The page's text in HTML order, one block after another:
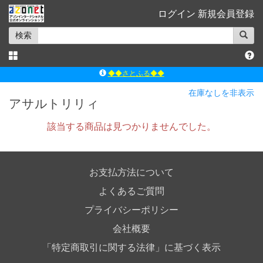
ログイン 新規会員登録
検索
◆◆さとふる◆◆
ｱｿﾞﾝｵﾝﾗｲﾝｼｮｯﾌﾟX
在庫なしを非表示
アサルトリリィ
該当する商品は見つかりませんでした。
お支払方法について
よくあるご質問
プライバシーポリシー
会社概要
「特定商取引に関する法律」に基づく表示